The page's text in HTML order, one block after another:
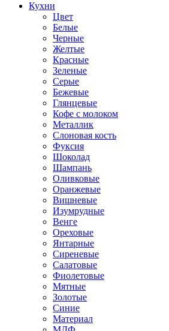
Кухни
Цвет
Белые
Черные
Желтые
Красные
Зеленые
Серые
Бежевые
Глянцевые
Кофе с молоком
Металлик
Слоновая кость
Фуксия
Шоколад
Шампань
Оливковые
Оранжевые
Вишневые
Изумрудные
Венге
Ореховые
Янтарные
Сиреневые
Салатовые
Фиолетовые
Мятные
Золотые
Синие
Материал